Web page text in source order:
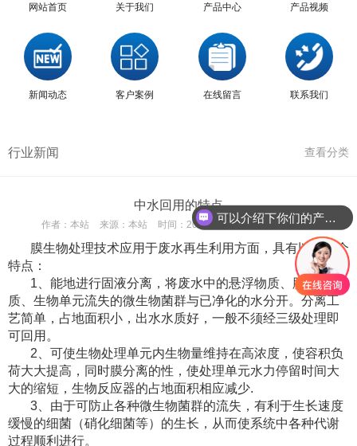
网站首页 关于我们 产品中心 产品视频
新闻动态 客户案例 在线留言 联系我们
行业新闻 查看分类
中水回用的特点
作者： 本站 来源： 本站 时间： 2023/10/27 13:40:09 次数：
膜生物处理技术应用于废水再生利用方面，具有以下几个
特点：
1、能地进行固液分离，将废水中的悬浮物质、胶体物
质、生物单元流失的微生物菌群与已净化的水分开。分离工
艺简单，占地面积小，出水水质好，一般不须经三级处理即
可回用。
2、可使生物处理单元内生物量维持在高浓度，使容积负
荷大大提高，同时膜分离的性，使处理单元水力停留时间大
大的缩短，生物反应器的占地面积相应减少.
3、由于可防止各种微生物菌群的流失，有利于生长速度
缓慢的细菌（硝化细菌等）的生长，从而使系统中各种代谢
过程顺利进行。
可以介绍下你们的产品么